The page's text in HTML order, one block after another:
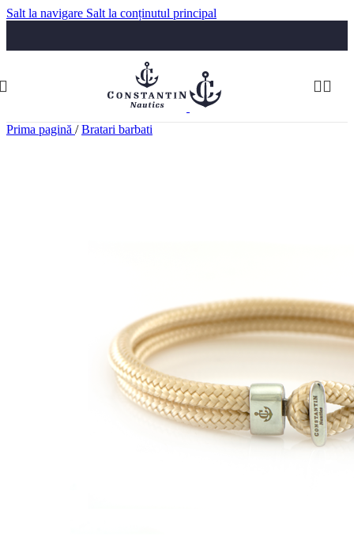
Salt la navigare Salt la conținutul principal
Luni-Vineri: 09:30-17:30
comenzi@constantinnautics.ro
Prima pagină / Bratari barbati